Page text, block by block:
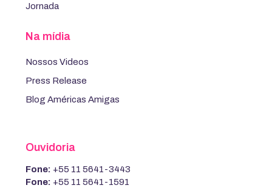
Jornada
Na mídia
Nossos Videos
Press Release
Blog Américas Amigas
Ouvidoria
Fone: +55 11 5641-3443
Fone: +55 11 5641-1591